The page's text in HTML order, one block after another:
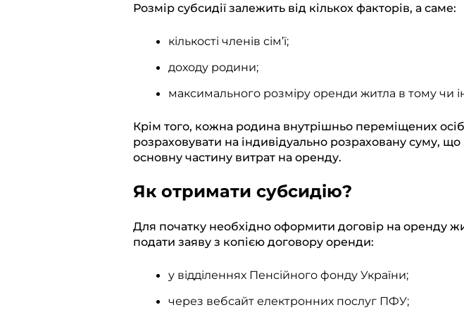
Розмір субсидії залежить від кількох факторів, а саме:
кількості членів сім’ї;
доходу родини;
максимального розміру оренди житла в тому чи
Крім того, кожна родина внутрішньо переміщених
розраховувати на індивідуально розраховану суму,
основну частину витрат на оренду.
Як отримати субсидію?
Для початку необхідно оформити договір на оренду
подати заяву з копією договору оренди:
у відділеннях Пенсійного фонду України;
через вебсайт електронних послуг ПФУ;